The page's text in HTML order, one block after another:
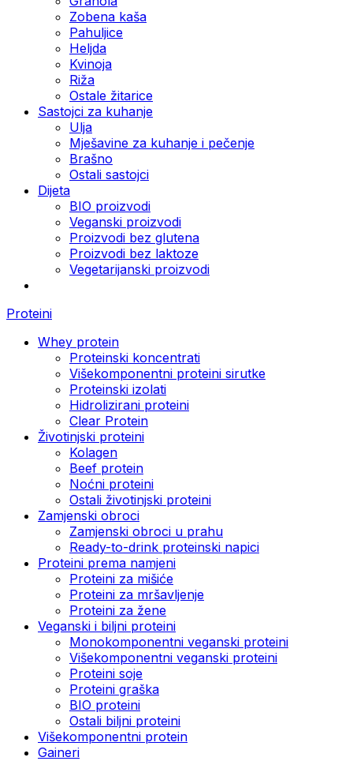
Zobena kaša
Pahuljice
Heljda
Kvinoja
Riža
Ostale žitarice
Sastojci za kuhanje
Ulja
Mješavine za kuhanje i pečenje
Brašno
Ostali sastojci
Dijeta
BIO proizvodi
Veganski proizvodi
Proizvodi bez glutena
Proizvodi bez laktoze
Vegetarijanski proizvodi
Proteini
Whey protein
Proteinski koncentrati
Višekomponentni proteini sirutke
Proteinski izolati
Hidrolizirani proteini
Clear Protein
Životinjski proteini
Kolagen
Beef protein
Noćni proteini
Ostali životinjski proteini
Zamjenski obroci
Zamjenski obroci u prahu
Ready-to-drink proteinski napici
Proteini prema namjeni
Proteini za mišiće
Proteini za mršavljenje
Proteini za žene
Veganski i biljni proteini
Monokomponentni veganski proteini
Višekomponentni veganski proteini
Proteini soje
Proteini graška
BIO proteini
Ostali biljni proteini
Višekomponentni protein
Gaineri